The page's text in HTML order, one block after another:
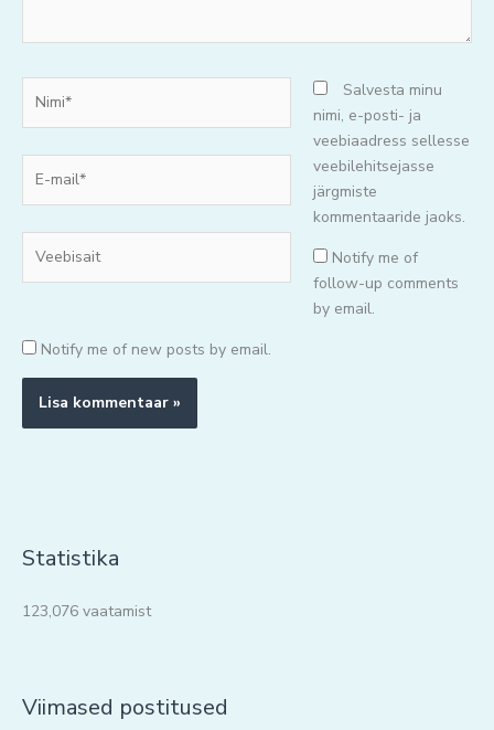
mail*
Salvesta minu
nimi, e-posti- ja
veebiaadress sellesse
veebilehitsejasse
järgmiste
kommentaaride jaoks.
Notify me of
follow-up comments
by email.
Notify me of new posts by email.
Statistika
123,076 vaatamist
Viimased postitused